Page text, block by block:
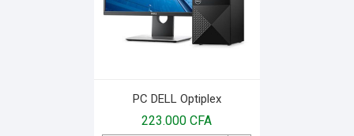
PC DELL Optiplex
223.000CFA